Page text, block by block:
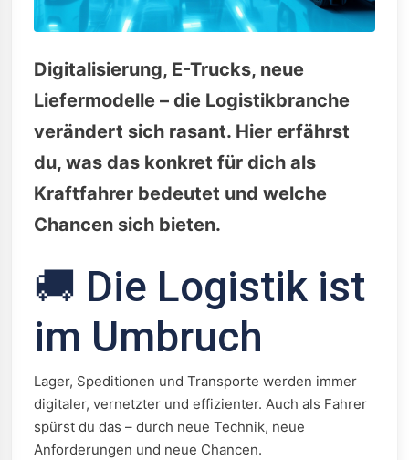
Digitalisierung, E-Trucks, neue
Liefermodelle – die Logistikbranche
verändert sich rasant. Hier erfährst
du, was das konkret für dich als
Kraftfahrer bedeutet und welche
Chancen sich bieten.
🚚 Die Logistik ist
im Umbruch
Lager, Speditionen und Transporte werden immer
digitaler, vernetzter und effizienter. Auch als Fahrer
spürst du das – durch neue Technik, neue
Anforderungen und neue Chancen.